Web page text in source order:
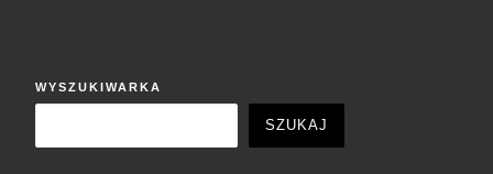
WYSZUKIWARKA
SZUKAJ